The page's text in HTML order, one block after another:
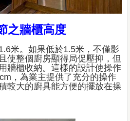
之牆櫃高度
米。如果低於1.5米，不僅影
使整個廚房顯得局促壓抑，但
牆櫃收納。這樣的設計使操作
，為業主提供了充分的操作
較大的廚具能方便的擺放在操